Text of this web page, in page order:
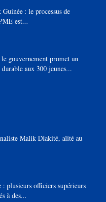
: le processus de
est...
gouvernement promet un
aux 300 jeunes...
Malik Diakité, alité au
: plusieurs officiers supérieurs
à des...